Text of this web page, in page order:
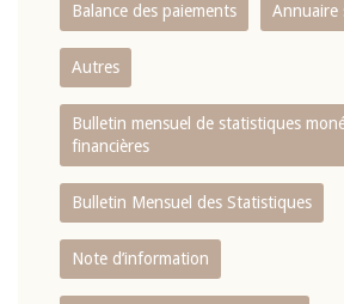
Balance des paiements Annuaire
Autres
Bulletin mensuel de statistiques
financières
Bulletin Mensuel des Statistiques
Note d’information